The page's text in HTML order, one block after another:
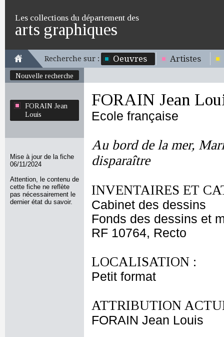
Les collections du département des
arts graphiques
Recherche sur : Oeuvres Artistes
Nouvelle recherche
FORAIN Jean
Louis
Mise à jour de la fiche
06/11/2024
Attention, le contenu de
cette fiche ne reflète
pas nécessairement le
dernier état du savoir.
FORAIN Jean
Ecole française
Au bord de la mer,
disparaître
INVENTAIRES ET
Cabinet des dessins
Fonds des dessins et
RF 10764, Recto
LOCALISATION :
Petit format
ATTRIBUTION
FORAIN Jean Louis